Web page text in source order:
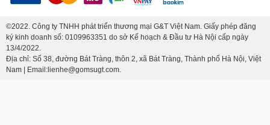
©2022. Công ty TNHH phát triển thương mại G&T Việt Nam. Giấy phép đăng
ký kinh doanh số: 0109963351 do sở Kế hoạch & Đầu tư Hà Nội cấp ngày
13/4/2022.
Địa chỉ: Số 38, đường Bát Tràng, thôn 2, xã Bát Tràng, Thành phố Hà Nội, Việt
Nam | Email:lienhe@gomsugt.com.